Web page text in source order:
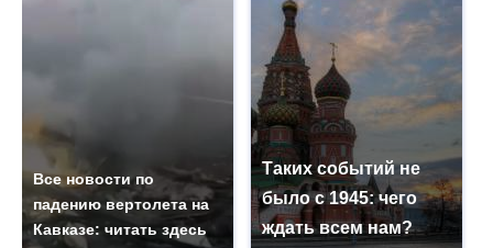
Все новости по
падению вертолета на
Кавказе: читать здесь
Таких событий не
было с 1945: чего
ждать всем нам?